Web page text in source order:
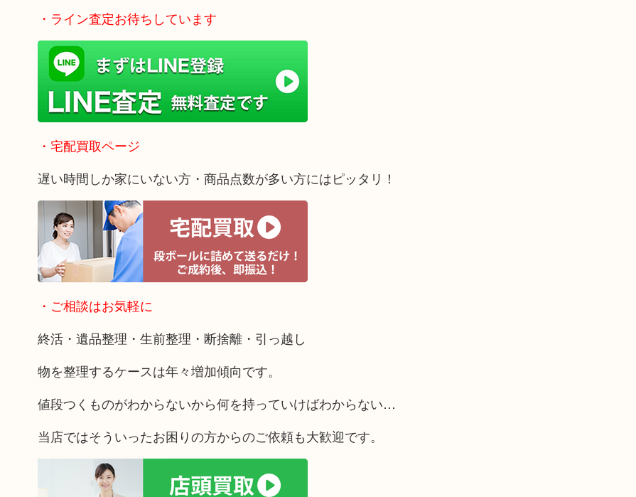
・ライン査定お待ちしています
・宅配買取ページ
遅い時間しか家にいない方・商品点数が多い方にはピッタリ！
・ご相談はお気軽に
終活・遺品整理・生前整理・断捨離・引っ越し
物を整理するケースは年々増加傾向です。
値段つくものがわからないから何を持っていけばわからない…
当店ではそういったお困りの方からのご依頼も大歓迎です。